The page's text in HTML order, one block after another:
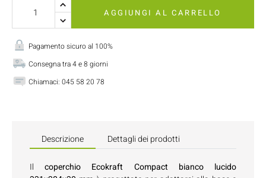
AGGIUNGI AL CARRELLO
Pagamento sicuro al 100%
Consegna tra 4 e 8 giorni
Chiamaci: 045 58 20 78
Descrizione Dettagli dei prodotti
Ilcoperchio Ecokraft Compact bianco lucido